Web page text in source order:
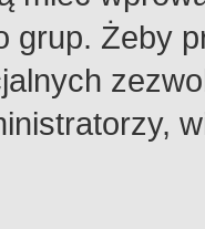
grup. Żeby